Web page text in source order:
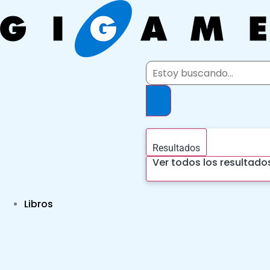
al
contenido
Search
Resultados
Ver todos los
Libros